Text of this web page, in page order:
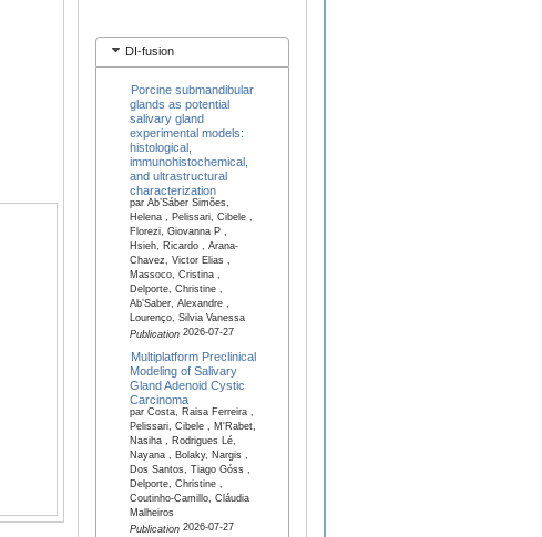
DI-fusion
Porcine submandibular
glands as potential
salivary gland
experimental models:
histological,
immunohistochemical,
and ultrastructural
characterization
par Ab’Sáber Simões,
Helena , Pelissari, Cibele ,
Florezi, Giovanna P ,
Hsieh, Ricardo , Arana-
Chavez, Victor Elias ,
Massoco, Cristina ,
Delporte, Christine ,
Ab’Saber, Alexandre ,
Lourenço, Silvia Vanessa
Publication2026-07-27
Multiplatform Preclinical
Modeling of Salivary
Gland Adenoid Cystic
Carcinoma
par Costa, Raisa Ferreira ,
Pelissari, Cibele , M'Rabet,
Nasiha , Rodrigues Lé,
Nayana , Bolaky, Nargis ,
Dos Santos, Tiago Góss ,
Delporte, Christine ,
Coutinho-Camillo, Cláudia
Malheiros
Publication2026-07-27